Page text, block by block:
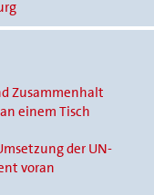
Zusammenhalt
einem Tisch
der UN-
voran